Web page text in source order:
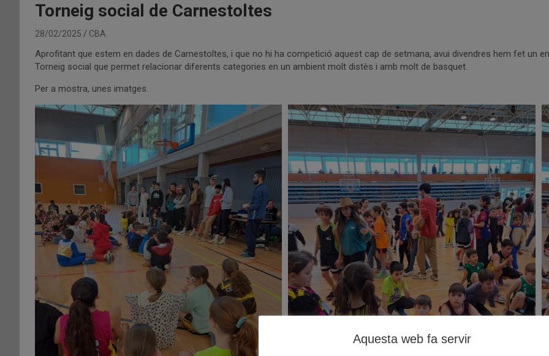
Torneig social de Carnestoltes
28/02/2025 CBA
Aprofitant que estem en dades de Carnestoltes, i que no hi ha competició aquest cap de setmana, avui divendres hem fet un
Torneig social que permet relacionar diferents categories en un ambient molt distès i amb molt de basquet.
Per a mostra, unes imatges.
Aquesta web fa servir